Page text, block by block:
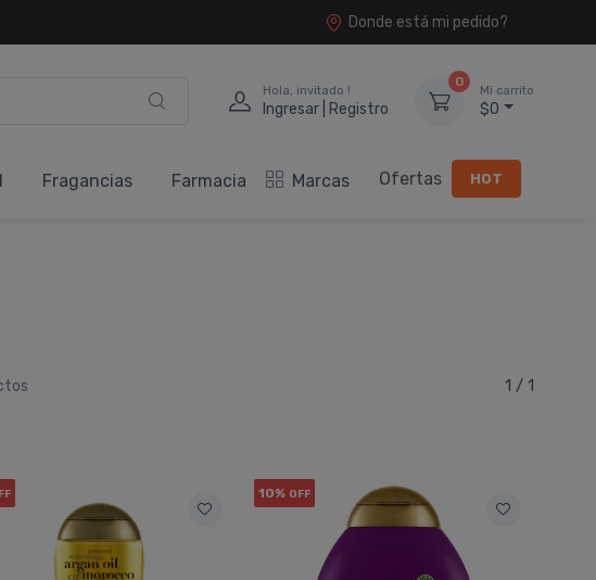
Donde está mi pedido?
Hola, invitado !
Ingresar | Registro
0
Mi carrito
$0
Fragancias Farmacia Marcas Ofertas HOT
1 / 1
10% OFF